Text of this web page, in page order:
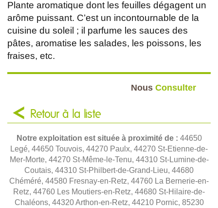
Plante aromatique dont les feuilles dégagent un
arôme puissant. C’est un incontournable de la
cuisine du soleil ; il parfume les sauces des
pâtes, aromatise les salades, les poissons, les
fraises, etc.
Nous Consulter
Retour à la liste
Notre exploitation est située à proximité de : 44650
Legé, 44650 Touvois, 44270 Paulx, 44270 St-Etienne-de-
Mer-Morte, 44270 St-Même-le-Tenu, 44310 St-Lumine-de-
Coutais, 44310 St-Philbert-de-Grand-Lieu, 44680
Chéméré, 44580 Fresnay-en-Retz, 44760 La Bernerie-en-
Retz, 44760 Les Moutiers-en-Retz, 44680 St-Hilaire-de-
Chaléons, 44320 Arthon-en-Retz, 44210 Pornic, 85230